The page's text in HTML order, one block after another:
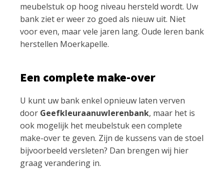
meubelstuk op hoog niveau hersteld wordt. Uw
bank ziet er weer zo goed als nieuw uit. Niet
voor even, maar vele jaren lang. Oude leren bank
herstellen Moerkapelle.
Een complete make-over
U kunt uw bank enkel opnieuw laten verven
door Geefkleuraanuwlerenbank, maar het is
ook mogelijk het meubelstuk een complete
make-over te geven. Zijn de kussens van de stoel
bijvoorbeeld versleten? Dan brengen wij hier
graag verandering in.